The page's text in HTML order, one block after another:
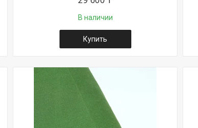
В наличии
Купить